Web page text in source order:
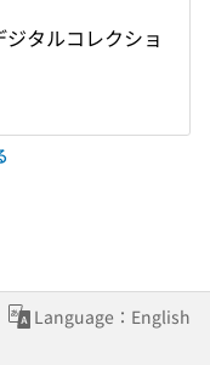
タルコレクショ
Language：English